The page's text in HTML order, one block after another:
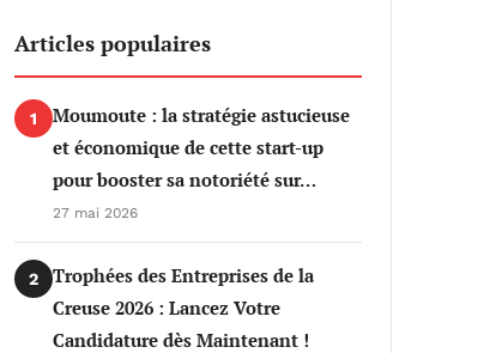
Articles populaires
1
Moumoute : la stratégie astucieuse
et économique de cette start-up
pour booster sa notoriété sur…
27 mai 2026
2
Trophées des Entreprises de la
Creuse 2026 : Lancez Votre
Candidature dès Maintenant !